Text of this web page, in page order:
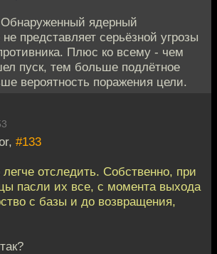
ядерный
представляет серьёзной угрозы
Плюс ко всему - чем
пуск, тем больше подлётное
вероятность поражения цели.
#133
отследить. Собственно, при
пасли их все, с момента выхода
с базы и до возвращения,